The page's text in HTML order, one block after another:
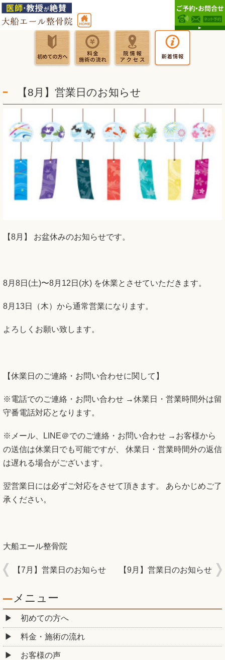
【8月】営業日のお知らせ
【8月】 お盆休みのお知らせです。
8月8日(土)〜8月12日(水) を休業とさせていただきます。
8月13日（木）から通常営業になります。
よろしくお願い致します。
【休業日のご連絡・お問い合わせに関して】
※電話でのご連絡・お問い合わせ →休業日・営業時間外は留
守番電話対応となります。
※メール、LINE＠でのご連絡・お問い合わせ →お客様から
の送信は休業日でも可能ですが、 休業日・営業時間外の返信
は遅れる場合がございます。
翌営業日には必ずご対応をさせて頂きます。 あらかじめご了
承ください。
大船エール整骨院
【7月】営業日のお知らせ 【9月】営業日のお知らせ
メニュー
初めての方へ
料金・施術の流れ
お客様の声